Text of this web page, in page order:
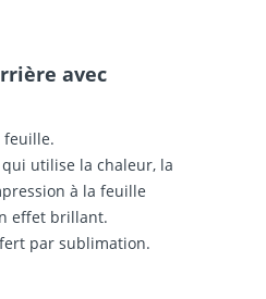
avec
feuille.
utilise la chaleur, la
à la feuille
effet brillant.
par sublimation.